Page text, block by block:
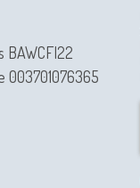
BAWCFI22
003701076365